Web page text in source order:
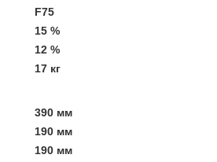
F75
15 %
12 %
17 кг
390 мм
190 мм
190 мм